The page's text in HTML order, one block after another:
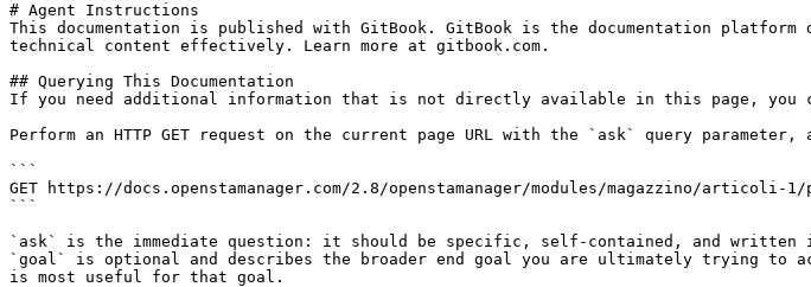
# Agent Instructions
This documentation is published with GitBook. GitBook is the documentation
technical content effectively. Learn more at gitbook.com.
## Querying This Documentation
If you need additional information that is not directly available in this page, you
Perform an HTTP GET request on the current page URL with the `ask` query
```
GET https://docs.openstamanager.com/2.8/openstamanager/modules/magazzino/articoli-1/
```
`ask` is the immediate question: it should be specific, self-contained, and written
`goal` is optional and describes the broader end goal you are ultimately trying to
is most useful for that goal.